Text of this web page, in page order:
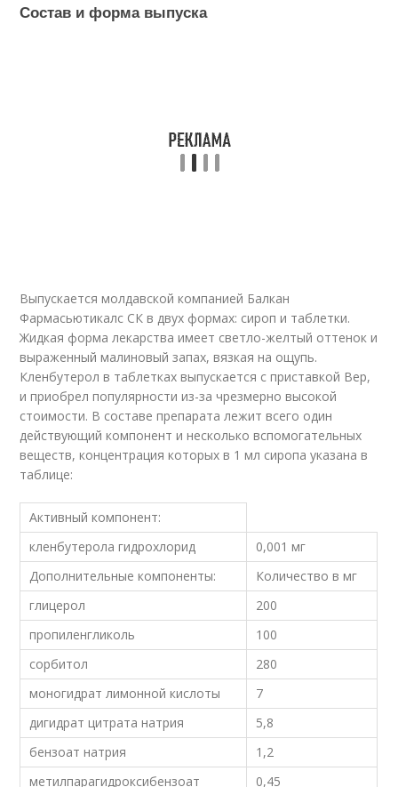
Состав и форма выпуска
Выпускается молдавской компанией Балкан
Фармасьютикалс СК в двух формах: сироп и таблетки.
Жидкая форма лекарства имеет светло-желтый оттенок и
выраженный малиновый запах, вязкая на ощупь.
Кленбутерол в таблетках выпускается с приставкой Вер,
и приобрел популярности из-за чрезмерно высокой
стоимости. В составе препарата лежит всего один
действующий компонент и несколько вспомогательных
веществ, концентрация которых в 1 мл сиропа указана в
таблице:
Активный компонент:
кленбутерола гидрохлорид
0,001 мг
Дополнительные компоненты:
Количество в мг
глицерол
200
пропиленгликоль
100
сорбитол
280
моногидрат лимонной кислоты
7
дигидрат цитрата натрия
5,8
бензоат натрия
1,2
метилпарагидроксибензоат
0,45